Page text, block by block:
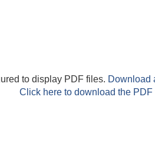
to display PDF files. Download
Click here to download the PDF